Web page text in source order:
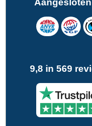
9,8 in 569